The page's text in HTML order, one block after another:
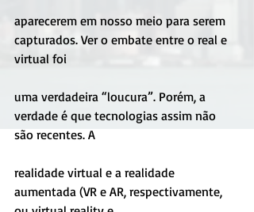
aparecerem em nosso meio para serem
capturados. Ver o embate entre o real e
virtual foi
uma verdadeira “loucura”. Porém, a
verdade é que tecnologias assim não
são recentes. A
realidade virtual e a realidade
aumentada (VR e AR, respectivamente,